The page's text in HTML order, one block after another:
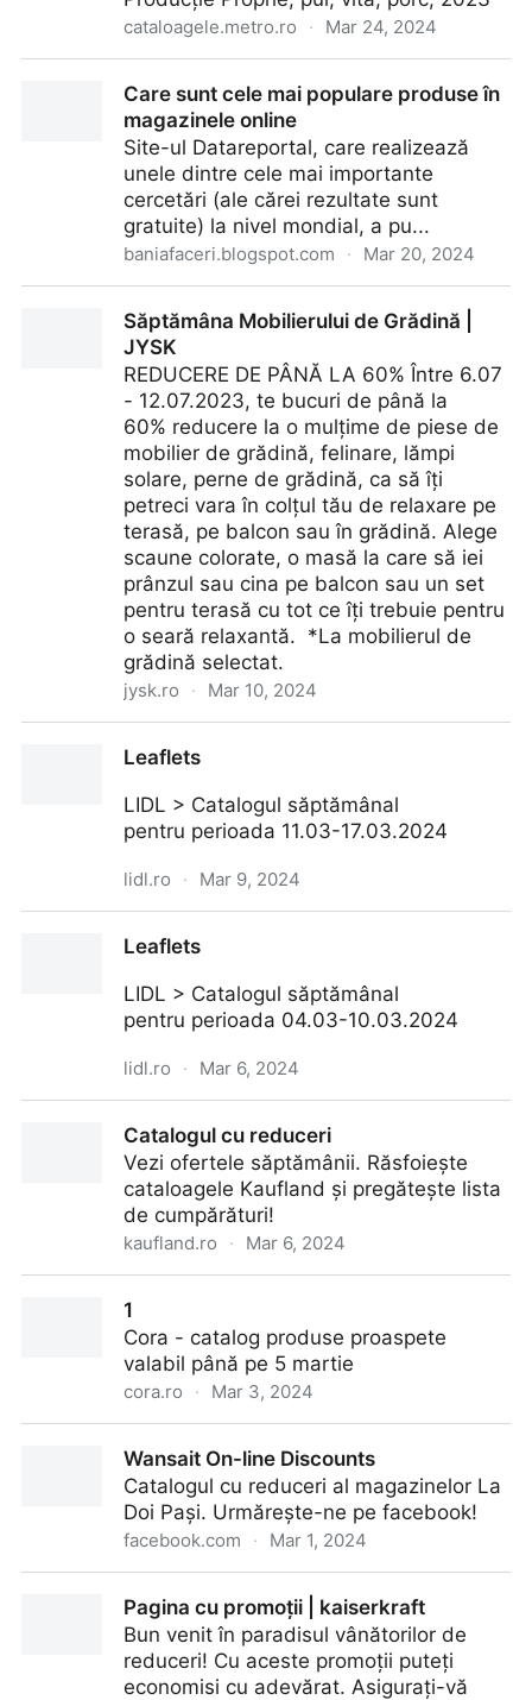
cataloagele.metro.ro · Mar 24, 2024
Proprie METRO - Pagină 1
Care sunt cele mai populare produse în
magazinele online
Site-ul Datareportal, care realizează
unele dintre cele mai importante
cercetări (ale cărei rezultate sunt
gratuite) la nivel mondial, a pu...
baniafaceri.blogspot.com · Mar 20, 2024
Săptămâna Mobilierului de Grădină |
JYSK
REDUCERE DE PÂNĂ LA 60% Între 6.07
- 12.07.2023, te bucuri de până la
60% reducere la o mulțime de piese de
mobilier de grădină, felinare, lămpi
solare, perne de grădină, ca să îți
petreci vara în colțul tău de relaxare pe
terasă, pe balcon sau în grădină. Alege
scaune colorate, o masă la care să iei
prânzul sau cina pe balcon sau un set
pentru terasă cu tot ce îți trebuie pentru
o seară relaxantă. *La mobilierul de
grădină selectat.
jysk.ro · Mar 10, 2024
Leaflets
LIDL > Catalogul săptămânal
pentru perioada 11.03-17.03.2024
lidl.ro · Mar 9, 2024
Leaflets
LIDL > Catalogul săptămânal
pentru perioada 04.03-10.03.2024
lidl.ro · Mar 6, 2024
Catalogul cu reduceri
Vezi ofertele săptămânii. Răsfoiește
cataloagele Kaufland și pregătește lista
de cumpărături!
kaufland.ro · Mar 6, 2024
1
Cora - catalog produse proaspete
valabil până pe 5 martie
cora.ro · Mar 3, 2024
Wansait On-line Discounts
Catalogul cu reduceri al magazinelor La
Doi Pași. Urmărește-ne pe facebook!
facebook.com · Mar 1, 2024
Pagina cu promoții | kaiserkraft
Bun venit în paradisul vânătorilor de
reduceri! Cu aceste promoții puteți
economisi cu adevărat. Asigurați-vă